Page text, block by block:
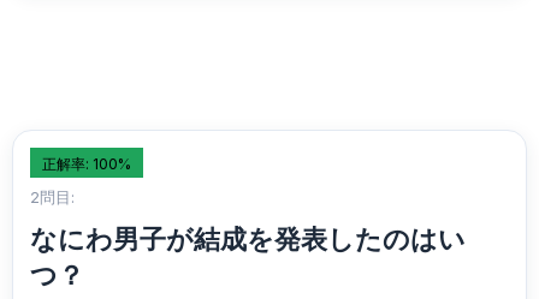
正解率: 100%
2問目:
なにわ男子が結成を発表したのはい
つ？